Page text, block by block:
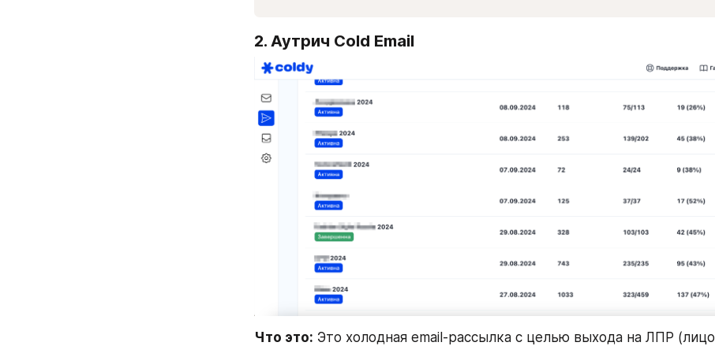
2. Аутрич Cold Email
Что это: Это холодная email-рассылка с целью выхода на ЛПР (лицо